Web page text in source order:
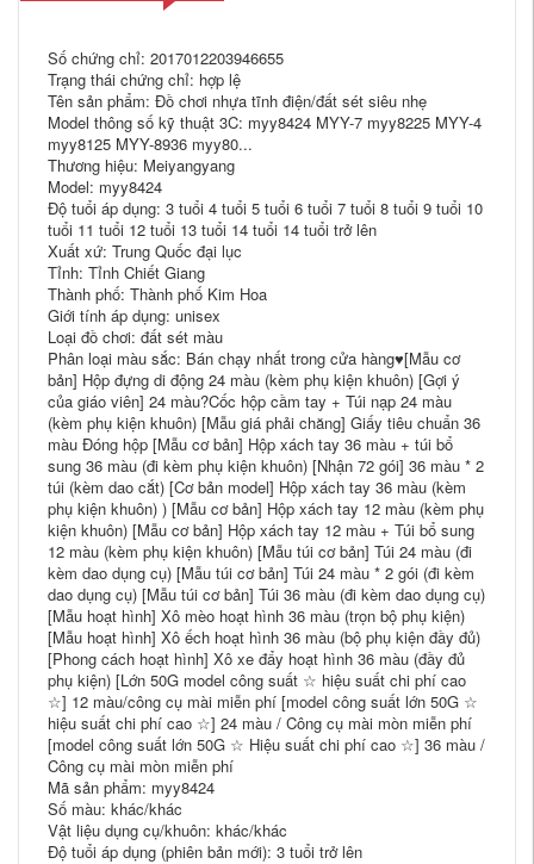
Số chứng chỉ: 2017012203946655
Trạng thái chứng chỉ: hợp lệ
Tên sản phẩm: Đồ chơi nhựa tĩnh điện/đất sét siêu nhẹ
Model thông số kỹ thuật 3C: myy8424 MYY-7 myy8225 MYY-4
myy8125 MYY-8936 myy80...
Thương hiệu: Meiyangyang
Model: myy8424
Độ tuổi áp dụng: 3 tuổi 4 tuổi 5 tuổi 6 tuổi 7 tuổi 8 tuổi 9 tuổi 10
tuổi 11 tuổi 12 tuổi 13 tuổi 14 tuổi 14 tuổi trở lên
Xuất xứ: Trung Quốc đại lục
Tỉnh: Tỉnh Chiết Giang
Thành phố: Thành phố Kim Hoa
Giới tính áp dụng: unisex
Loại đồ chơi: đất sét màu
Phân loại màu sắc: Bán chạy nhất trong cửa hàng♥[Mẫu cơ
bản] Hộp đựng di động 24 màu (kèm phụ kiện khuôn) [Gợi ý
của giáo viên] 24 màu?Cốc hộp cầm tay + Túi nạp 24 màu
(kèm phụ kiện khuôn) [Mẫu giá phải chăng] Giấy tiêu chuẩn 36
màu Đóng hộp [Mẫu cơ bản] Hộp xách tay 36 màu + túi bổ
sung 36 màu (đi kèm phụ kiện khuôn) [Nhận 72 gói] 36 màu * 2
túi (kèm dao cắt) [Cơ bản model] Hộp xách tay 36 màu (kèm
phụ kiện khuôn) ) [Mẫu cơ bản] Hộp xách tay 12 màu (kèm phụ
kiện khuôn) [Mẫu cơ bản] Hộp xách tay 12 màu + Túi bổ sung
12 màu (kèm phụ kiện khuôn) [Mẫu túi cơ bản] Túi 24 màu (đi
kèm dao dụng cụ) [Mẫu túi cơ bản] Túi 24 màu * 2 gói (đi kèm
dao dụng cụ) [Mẫu túi cơ bản] Túi 36 màu (đi kèm dao dụng cụ)
[Mẫu hoạt hình] Xô mèo hoạt hình 36 màu (trọn bộ phụ kiện)
[Mẫu hoạt hình] Xô ếch hoạt hình 36 màu (bộ phụ kiện đầy đủ)
[Phong cách hoạt hình] Xô xe đẩy hoạt hình 36 màu (đầy đủ
phụ kiện) [Lớn 50G model công suất ☆ hiệu suất chi phí cao
☆] 12 màu/công cụ mài miễn phí [model công suất lớn 50G ☆
hiệu suất chi phí cao ☆] 24 màu / Công cụ mài mòn miễn phí
[model công suất lớn 50G ☆ Hiệu suất chi phí cao ☆] 36 màu /
Công cụ mài mòn miễn phí
Mã sản phẩm: myy8424
Số màu: khác/khác
Vật liệu dụng cụ/khuôn: khác/khác
Độ tuổi áp dụng (phiên bản mới): 3 tuổi trở lên